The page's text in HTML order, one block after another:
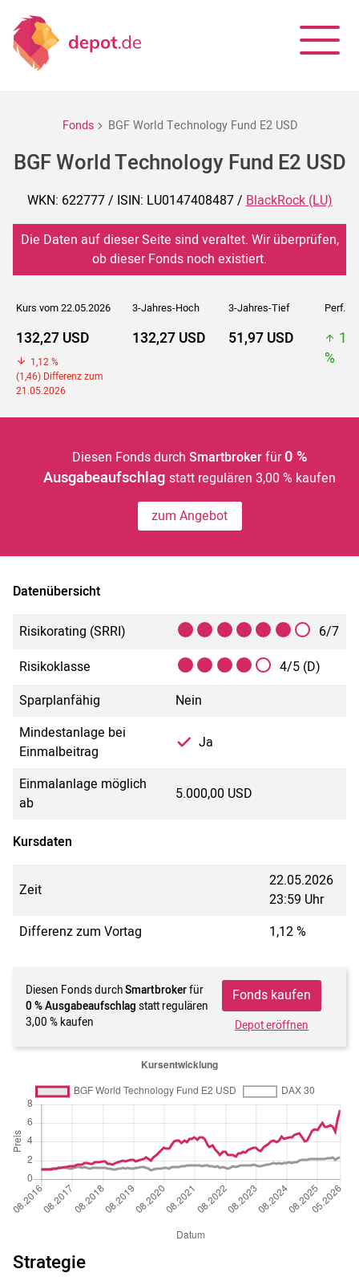
Fonds BGF World Technology Fund E2 USD
BGF World Technology Fund E2 USD
WKN: 622777 / ISIN: LU0147408487 /BlackRock (LU)
Die Daten auf dieser Seite sind veraltet. Wir überprüfen,
ob dieser Fonds noch existiert.
Kurs vom 22.05.2026 3-Jahres-Hoch 3-Jahres-Tief Perf. 5J
132,27 USD
1,12 %
(1,46) Differenz zum
21.05.2026
132,27 USD 51,97 USD
%
Diesen Fonds durch Smartbrokerfür 0 %
Ausgabeaufschlagstatt regulären 3,00 % kaufen
zum Angebot
Datenübersicht
Risikorating (SRRI)
6/7
Risikoklasse
4/5 (D)
Sparplanfähig
Nein
Mindestanlage bei
Einmalbeitrag
Ja
Einmalanlage möglich
ab
5.000,00 USD
Kursdaten
Zeit
22.05.2026
23:59 Uhr
Differenz zum Vortag
1,12 %
Diesen Fonds durchSmartbrokerfür
0 % Ausgabeaufschlag statt regulären
3,00 % kaufen
Fonds kaufen
Depot eröffnen
Strategie